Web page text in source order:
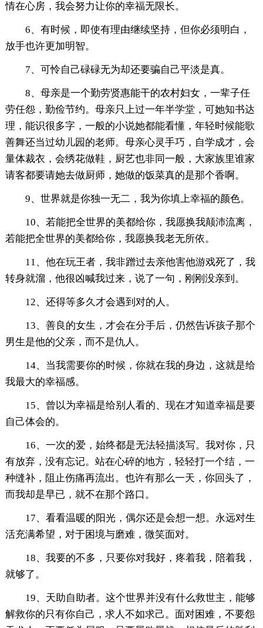
情在心房，我会努力让你的幸福无限长。
6、有时候，即使有理由继续坚持，但你必须明白，
放手也许更加明智。
7、可怜自己碌碌无为却还要骗自己平淡是真。
8、母亲是一个勤劳贤惠能干的农村妇女，一辈子任
劳任怨，勤俭节约。母亲只上过一年半学堂，可她知书达
理，能识很多字，一般的小说她都能看懂，年轻时候能歌
善舞还当过幼儿园的老师。母亲心灵手巧，自学成才，会
量体裁衣，会绣花做鞋，厨艺也非同一般，大家族里谁家
请客都要请她去做厨师，她做的饭菜真的是那个香啊。
9、世界就是你独一无二，我为你填上幸福的颜色。
10、若能把全世界的美都给你，我愿换我颠沛流离，
若能把全世界的美都给你，我愿换我老无所依。
11、他在玩王者，我非蹭过去亲他害他游戏死了，我
转身就溜，他很凶喊我过来，说了一句，刚刚没亲到。
12、还得等多久才会遇到对的人。
13、善良的女生，才会在分手后，仍然告诉孩子那个
男生是他的父亲，而不是仇人。
14、当我需要你的时候，你就在我的身边，这就是给
我最大的幸福感。
15、曾以为幸福是给别人看的、现在才知道幸福是要
自己体会的。
16、一次的爱，始终都是无法轻描淡写。我对你，只
有放弃，没有忘记。站在心碎的地方，轻轻打一个结，一
种缝补，阻止伤痛再流出。也许有那么一天，你回头了，
而我却是早已，就不在那个路口。
17、看看温暖的阳光，偶尔还是会想一想。永远对生
活充满希望，对于困境与磨难，微笑面对。
18、我要的不多，只要你对我好，疼着我，陪着我，
就够了。
19、天助自助者。这个世界并没有什么救世主，能够
解救你的只有你自己，求人不如求己。面对困难，不要怨